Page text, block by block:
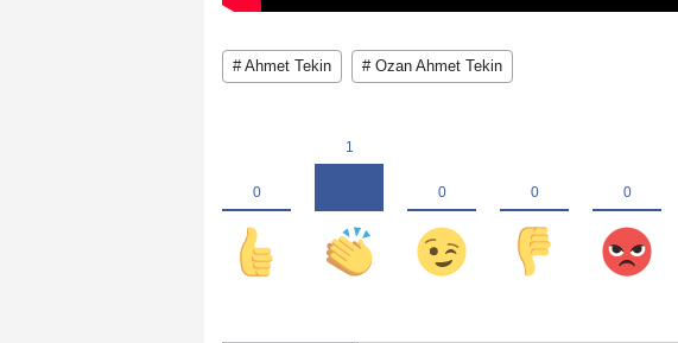
# Ahmet Tekin # Ozan Ahmet Tekin